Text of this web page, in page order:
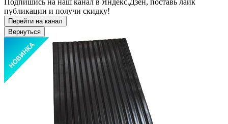
Подпишись на наш канал в Яндекс.Дзен, поставь лайк
публикации и получи скидку!